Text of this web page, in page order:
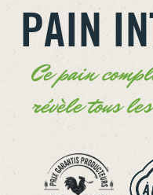
PAIN
Ce pain
révèle tous